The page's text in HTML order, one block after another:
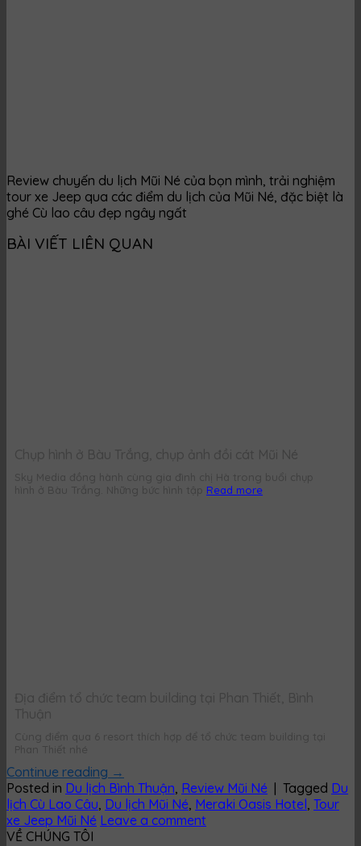
Review chuyến du lịch Mũi Né của bọn mình, trải nghiệm
tour xe Jeep qua các điểm du lịch của Mũi Né, đặc biệt là
ghé Cù lao câu đẹp ngây ngất
BÀI VIẾT LIÊN QUAN
Chụp hình ở Bàu Trắng, chụp ảnh đồi cát Mũi Né
Sky Media đồng hành cùng gia đình chị Hà trong buổi chụp
Read more
Địa điểm tổ chức team building tại Phan Thiết, Bình
Thuận
Cùng điểm qua 6 resort thích hợp để tổ chức team building tại
Phan Thiết nhé
Continue reading →
Posted in Du lịch Bình Thuận, Review Mũi Né Tagged Du
lịch Cù Lao Câu, Du lịch Mũi Né, Meraki Oasis Hotel , Tour
xe Jeep Mũi Né Leave a comment
VỀ CHÚNG TÔI